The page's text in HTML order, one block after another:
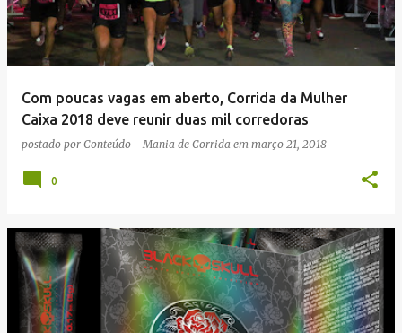
Com poucas vagas em aberto, Corrida da Mulher
Caixa 2018 deve reunir duas mil corredoras
postado por Conteúdo - Mania de Corrida em março 21, 2018
0